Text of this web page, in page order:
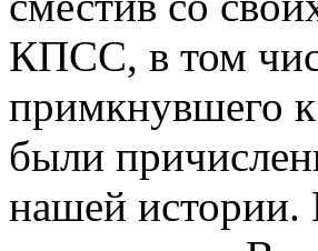
КПСС, в том
примкнувшего
были
нашей истории.